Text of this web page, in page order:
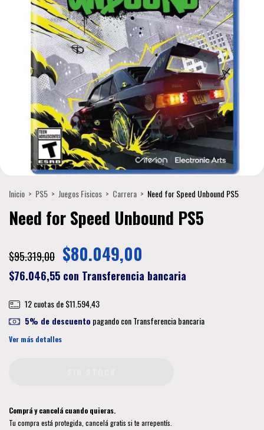
Inicio > PS5 > Juegos Fisicos > Carrera > Need for Speed Unbound PS5
Need for Speed Unbound PS5
$95.319,00 $80.049,00
$76.046,55 con Transferencia bancaria
12 cuotas de$11.594,43
5% de descuento pagando con Transferencia bancaria
Ver más detalles
Comprá y cancelá cuando quieras.
Tu compra está protegida, cancelá gratis si te arrepentís.